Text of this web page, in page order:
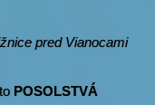
pred Vianocami
POSOLSTVÁ